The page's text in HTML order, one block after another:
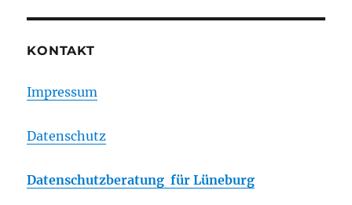
KONTAKT
Impressum
Datenschutz
Datenschutzberatung für Lüneburg